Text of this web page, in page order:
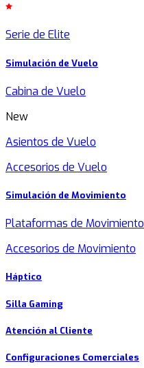
Serie de Elite
Simulación de Vuelo
Cabina de Vuelo
New
Asientos de Vuelo
Accesorios de Vuelo
Simulación de Movimiento
Plataformas de Movimiento
Accesorios de Movimiento
Háptico
Silla Gaming
Atención al Cliente
Configuraciones Comerciales